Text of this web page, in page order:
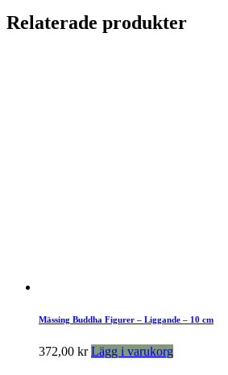
Relaterade produkter
Mässing Buddha Figurer – Liggande – 10 cm
372,00 kr Lägg i varukorg